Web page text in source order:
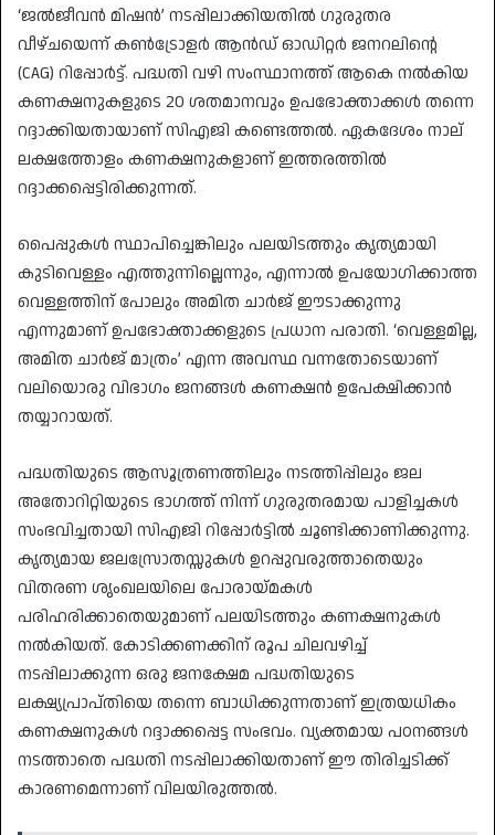
‘ജൽജീവൻ മിഷൻ’ നടപ്പിലാക്കിയതിൽ ഗുരുതര
വീഴ്ചയെന്ന് കൺട്രോളർ ആൻഡ് ഓഡിറ്റർ ജനറലിന്റെ
(CAG) റിപ്പോർട്ട്. പദ്ധതി വഴി സംസ്ഥാനത്ത് ആകെ നൽകിയ
കണക്ഷനുകളുടെ 20 ശതമാനവും ഉപഭോക്താക്കൾ തന്നെ
റദ്ദാക്കിയതായാണ് സിഎജി കണ്ടെത്തൽ. ഏകദേശം നാല്
ലക്ഷത്തോളം കണക്ഷനുകളാണ് ഇത്തരത്തിൽ
റദ്ദാക്കപ്പെട്ടിരിക്കുന്നത്.
​പൈപ്പുകൾ സ്ഥാപിച്ചെങ്കിലും പലയിടത്തും കൃത്യമായി
കുടിവെള്ളം എത്തുന്നില്ലെന്നും, എന്നാൽ ഉപയോഗിക്കാത്ത
വെള്ളത്തിന് പോലും അമിത ചാർജ് ഈടാക്കുന്നു
എന്നുമാണ് ഉപഭോക്താക്കളുടെ പ്രധാന പരാതി. ‘വെള്ളമില്ല,
അമിത ചാർജ് മാത്രം’ എന്ന അവസ്ഥ വന്നതോടെയാണ്
വലിയൊരു വിഭാഗം ജനങ്ങൾ കണക്ഷൻ ഉപേക്ഷിക്കാൻ
തയ്യാറായത്.
​പദ്ധതിയുടെ ആസൂത്രണത്തിലും നടത്തിപ്പിലും ജല
അതോറിറ്റിയുടെ ഭാഗത്ത് നിന്ന് ഗുരുതരമായ പാളിച്ചകൾ
സംഭവിച്ചതായി സിഎജി റിപ്പോർട്ടിൽ ചൂണ്ടിക്കാണിക്കുന്നു.
കൃത്യമായ ജലസ്രോതസ്സുകൾ ഉറപ്പുവരുത്താതെയും
വിതരണ ശൃംഖലയിലെ പോരായ്മകൾ
പരിഹരിക്കാതെയുമാണ് പലയിടത്തും കണക്ഷനുകൾ
നൽകിയത്. കോടിക്കണക്കിന് രൂപ ചിലവഴിച്ച്
നടപ്പിലാക്കുന്ന ഒരു ജനക്ഷേമ പദ്ധതിയുടെ
ലക്ഷ്യപ്രാപ്തിയെ തന്നെ ബാധിക്കുന്നതാണ് ഇത്രയധികം
കണക്ഷനുകൾ റദ്ദാക്കപ്പെട്ട സംഭവം. വ്യക്തമായ പഠനങ്ങൾ
നടത്താതെ പദ്ധതി നടപ്പിലാക്കിയതാണ് ഈ തിരിച്ചടിക്ക്
കാരണമെന്നാണ് വിലയിരുത്തൽ.